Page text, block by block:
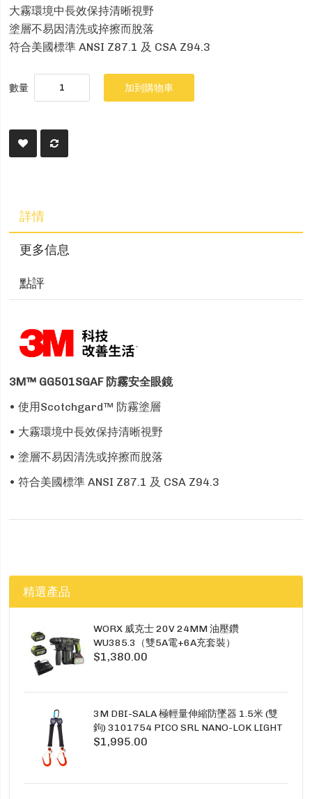
大霧環境中長效保持清晰視野
塗層不易因清洗或捽擦而脫落
符合美國標準 ANSI Z87.1 及 CSA Z94.3
數量 加到購物車
詳情
更多信息
點評
3M™ GG501SGAF 防霧安全眼鏡
• 使用Scotchgard™ 防霧塗層
• 大霧環境中長效保持清晰視野
• 塗層不易因清洗或捽擦而脫落
• 符合美國標準 ANSI Z87.1 及 CSA Z94.3
精選產品
WORX 威克士 20V 24MM 油壓鑽
WU385.3（雙5A電+6A充套裝）
$1,380.00
3M DBI-SALA 極輕量伸縮防墜器 1.5米 (雙
鉤) 3101754 PICO SRL NANO-LOK LIGHT
1.5M TWINS
$1,995.00